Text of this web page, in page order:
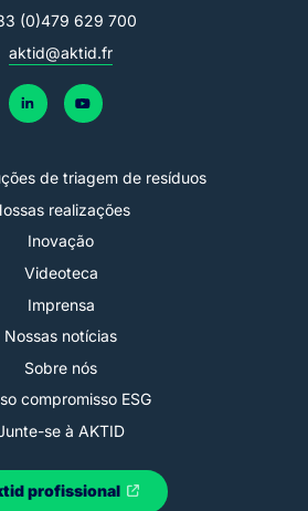
(0)479 629 700
aktid@aktid.fr
de triagem de resíduos
realizações
Inovação
Videoteca
Imprensa
Nossas notícias
Sobre nós
compromisso ESG
se à AKTID
profissional